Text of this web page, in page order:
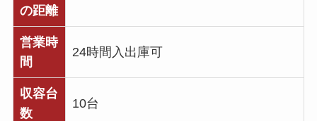
の距離
営業時
間
24時間入出庫可
収容台
数
10台